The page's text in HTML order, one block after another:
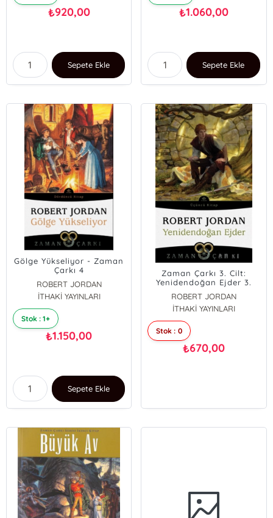
₺920,00
Sepete Ekle
₺1.060,00
Sepete Ekle
Gölge Yükseliyor - Zaman
Çarkı 4
ROBERT JORDAN
İTHAKİ YAYINLARI
Stok : 1+
₺1.150,00
Sepete Ekle
Zaman Çarkı 3. Cilt:
Yenidendoğan Ejder 3.
Kitap
ROBERT JORDAN
İTHAKİ YAYINLARI
Stok : 0
₺670,00